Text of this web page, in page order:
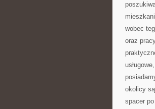
wobec
oraz
okolicy
spacer